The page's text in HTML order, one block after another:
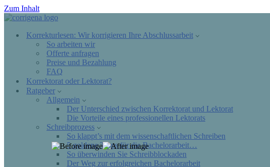
Zum Inhalt
Korrekturlesen: Wir korrigieren Ihre Abschlussarbeit
So arbeiten wir
Offerte anfragen
Preise und Bezahlung
FAQ
Korrektorat oder Lektorat?
Ratgeber
Allgemein
Der Unterschied zwischen Korrektorat und Lektorat
Die Vorteile eines professionellen Lektorats
Schreibprozess
So klappt’s mit dem wissenschaftlichen Schreiben
5 goldene Tipps für die Bachelorarbeit…
So überwinden Sie Schreibblockaden
Der Weg zur erfolgreichen Bachelorarbeit